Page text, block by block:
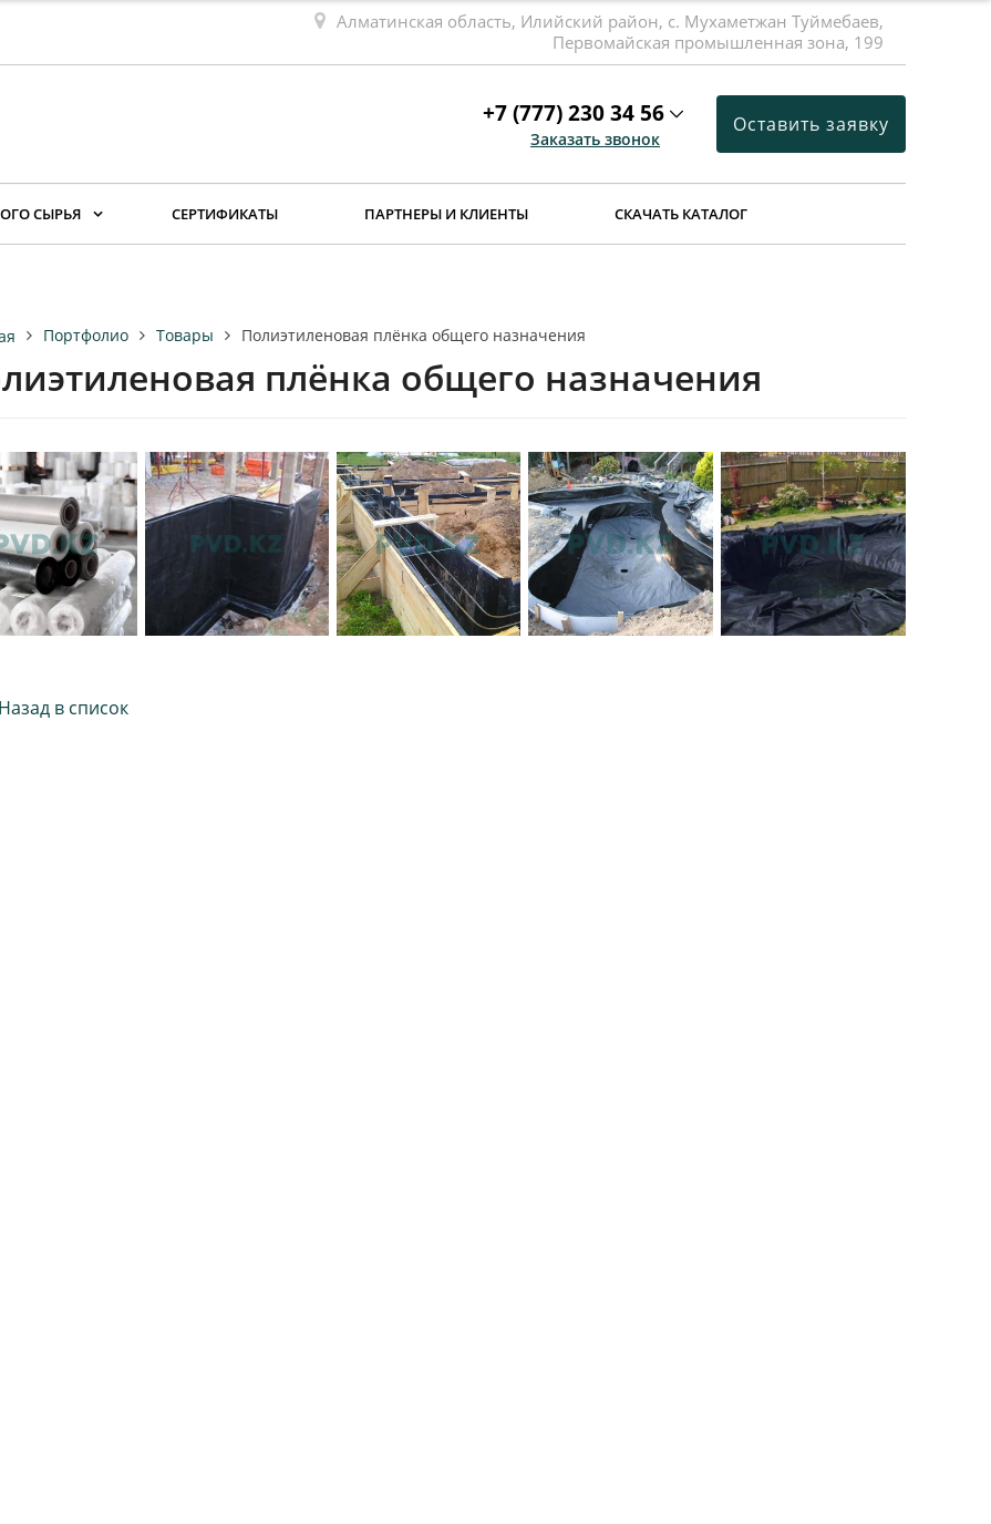
Алматинская область, Илийский район, с. Мухаметжан Туймебаев,
Первомайская промышленная зона, 199
+7 (777) 230 34 56
Заказать звонок
Оставить заявку
СЫРЬЯ СЕРТИФИКАТЫ ПАРТНЕРЫ И КЛИЕНТЫ СКАЧАТЬ КАТАЛОГ
Портфолио Товары Полиэтиленовая плёнка общего назначения
плёнка общего назначения
Назад в список